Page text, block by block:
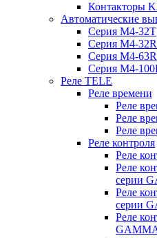
Контакторы
Автоматические
Серия M4-32T
Серия M4-32R
Серия M4-63R
Серия M4-
Реле TELE
Реле времени
Реле
Реле
Реле
Реле контроля
Реле
Реле
серии
Реле
серии
Реле